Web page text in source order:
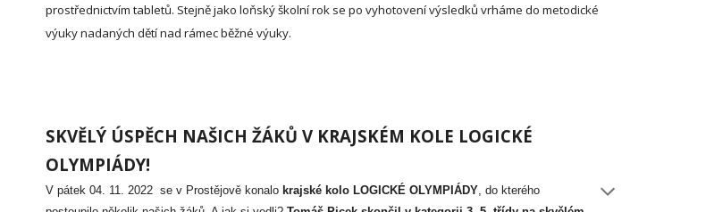
prostřednictvím tabletů. Stejně jako loňský školní rok se po vyhotovení výsledků vrháme do metodické
výuky nadaných dětí nad rámec běžné výuky.
SKVĚLÝ ÚSPĚCH NAŠICH ŽÁKŮ V KRAJSKÉM KOLE LOGICKÉ
OLYMPIÁDY!
V pátek 04. 11. 2022 se v Prostějově konalo krajské kolo LOGICKÉ OLYMPIÁDY, do kterého